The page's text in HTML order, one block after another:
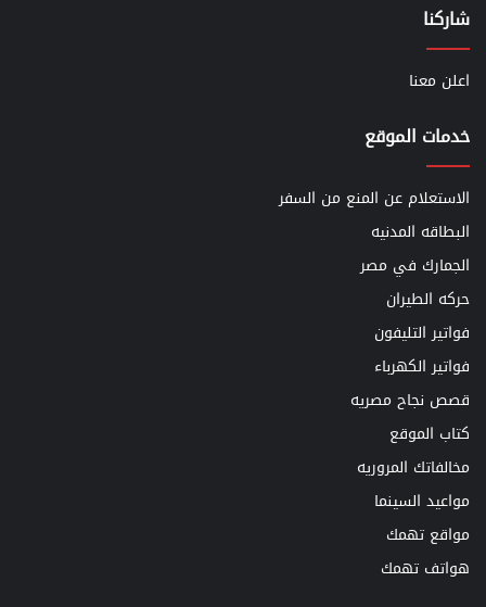
شاركنا
اعلن معنا
خدمات الموقع
الاستعلام عن المنع من السفر
البطاقه المدنيه
الجمارك في مصر
حركه الطيران
فواتير التليفون
فواتير الكهرباء
قصص نجاح مصريه
كتاب الموقع
مخالفاتك المروريه
مواعيد السينما
مواقع تهمك
هواتف تهمك